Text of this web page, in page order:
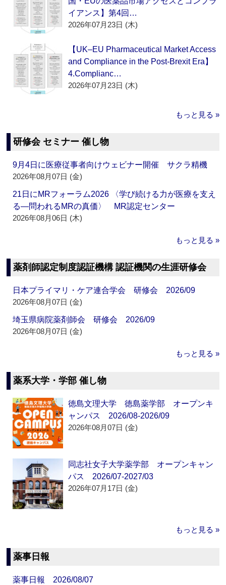
イアンス】第4回…
2026年07月23日 (木)
【UK–EU Pharmaceutical Market Access
and Compliance in the Post-Brexit Era】
4.Complianc…
2026年07月23日 (木)
もっと見る »
研修会 セミナー 催し物
9月4日に医療従事者向けウェビナー開催 サクラ精機
2026年08月07日 (金)
21日にMRフォーラム2026 〈学び続ける力が医療を支え
る―問われるMRの真価〉 MR認定センター
2026年08月06日 (木)
もっと見る »
薬剤師認定制度認証機構 認証機関の生涯研修会
日本プライマリ・ケア連合学会 研修会 2026/09
2026年08月07日 (金)
埼玉県病院薬剤師会 研修会 2026/09
2026年08月07日 (金)
もっと見る »
薬系大学・学部 催し物
徳島文理大学 徳島薬学部 オープンキ
ャンパス 2026/08-2026/09
2026年08月07日 (金)
同志社女子大学薬学部 オープンキャン
パス 2026/07-2027/03
2026年07月17日 (金)
もっと見る »
薬事日報
薬事日報 2026/08/07